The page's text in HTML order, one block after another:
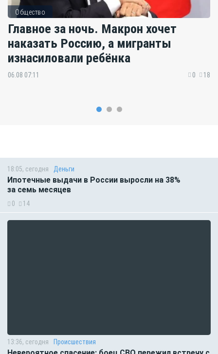
Общество
Главное за ночь. Макрон хочет
наказать Россию, а мигранты
изнасиловали ребёнка
06.08 07:11 0 18
18:05, сегодня Деньги
Ипотечные выдачи в России выросли на 38%
за семь месяцев
0 14
13:36, сегодня Происшествия